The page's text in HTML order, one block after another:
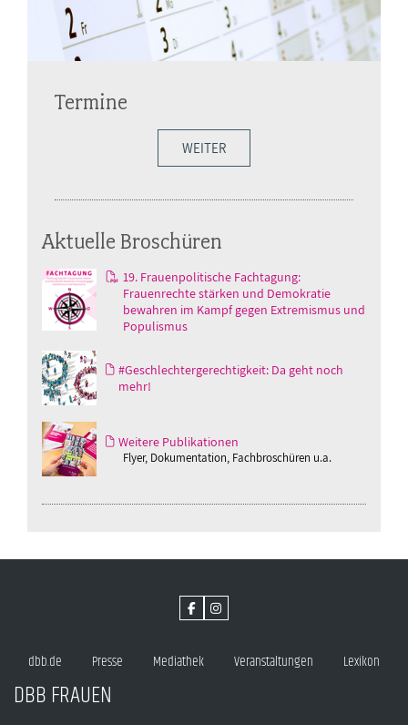
Termine
WEITER
Aktuelle Broschüren
19. Frauenpolitische Fachtagung:
Frauenrechte stärken und Demokratie
bewahren im Kampf gegen Extremismus und
Populismus
#Geschlechtergerechtigkeit: Da geht noch
mehr!
Weitere Publikationen
Flyer, Dokumentation, Fachbroschüren u.a.
dbb.de Presse Mediathek Veranstaltungen Lexikon
DBB FRAUEN